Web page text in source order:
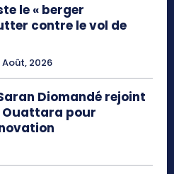
le « berger
contre le vol de
Août, 2026
Diomandé rejoint
Ouattara pour